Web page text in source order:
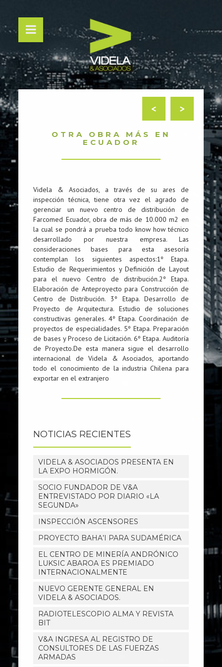
>
<
OTRA OBRA MÁS EN
ECUADOR
Videla & Asociados, a través de su ares de
inspección técnica, tiene otra vez el agrado de
gerenciar un nuevo centro de distribución de
Farcomed Ecuador, obra de más de 10.000 m2 en
la cual se pondrá a prueba todo know how técnico
desarrollado por nuestra empresa. Las
consideraciones bases para esta asesoría
contemplan los siguientes aspectos:1º Etapa.
Estudio de Requerimientos y Definición de Layout
para el nuevo Centro de distribución.2º Etapa.
Elaboración de Anteproyecto para Construcción de
Centro de Distribución. 3º Etapa. Desarrollo de
Proyecto de Arquitectura. Estudio de soluciones
constructivas generales. 4º Etapa. Coordinación de
proyectos de especialidades. 5º Etapa. Preparación
de bases y Proceso de Licitación. 6º Etapa. Auditoría
de Proyecto.De esta manera sigue el desarrollo
internacional de Videla & Asociados, aportando
todo el conocimiento de la industria Chilena para
exportar en el extranjero
NOTICIAS RECIENTES
VIDELA & ASOCIADOS PRESENTA EN
LA EXPO HORMIGÓN.
SOCIO FUNDADOR DE V&A
ENTREVISTADO POR DIARIO «LA
SEGUNDA»
INSPECCIÓN ASCENSORES
PROYECTO BAHA’I PARA SUDAMÉRICA
EL CENTRO DE MINERÍA ANDRÓNICO
LUKSIC ABAROA ES PREMIADO
INTERNACIONALMENTE
NUEVO GERENTE GENERAL EN
VIDELA & ASOCIADOS.
RADIOTELESCOPIO ALMA Y REVISTA
BIT
V&A INGRESA AL REGISTRO DE
CONSULTORES DE LAS FUERZAS
ARMADAS